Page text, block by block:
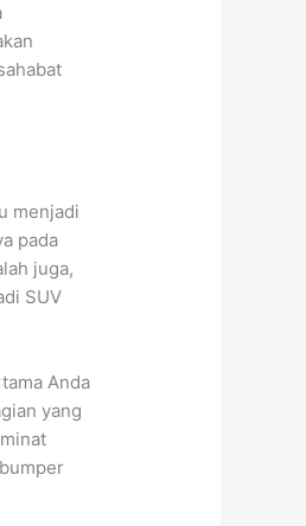
menjadi
pada
juga,
SUV
Anda
yang